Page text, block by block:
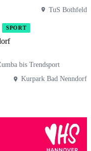
TuS Bothfeld
SPORT
bis Trendsport
Kurpark Bad Nenndorf